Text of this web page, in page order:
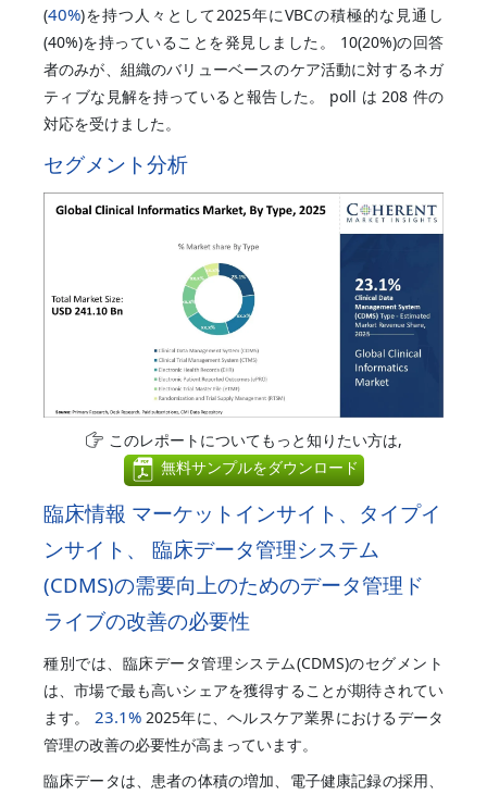
(40%)を持つ人々として2025年にVBCの積極的な見通し
(40%)を持っていることを発見しました。 10(20%)の回答
者のみが、組織のバリューベースのケア活動に対するネガ
ティブな見解を持っていると報告した。 poll は 208 件の
対応を受けました。
セグメント分析
このレポートについてもっと知りたい方は,
無料サンプルをダウンロード
臨床情報 マーケットインサイト、タイプイ
ンサイト、 臨床データ管理システム
(CDMS)の需要向上のためのデータ管理ド
ライブの改善の必要性
種別では、臨床データ管理システム(CDMS)のセグメント
は、市場で最も高いシェアを獲得することが期待されてい
ます。 23.1%2025年に、ヘルスケア業界におけるデータ
管理の改善の必要性が高まっています。
臨床データは、患者の体積の増加、電子健康記録の採用、